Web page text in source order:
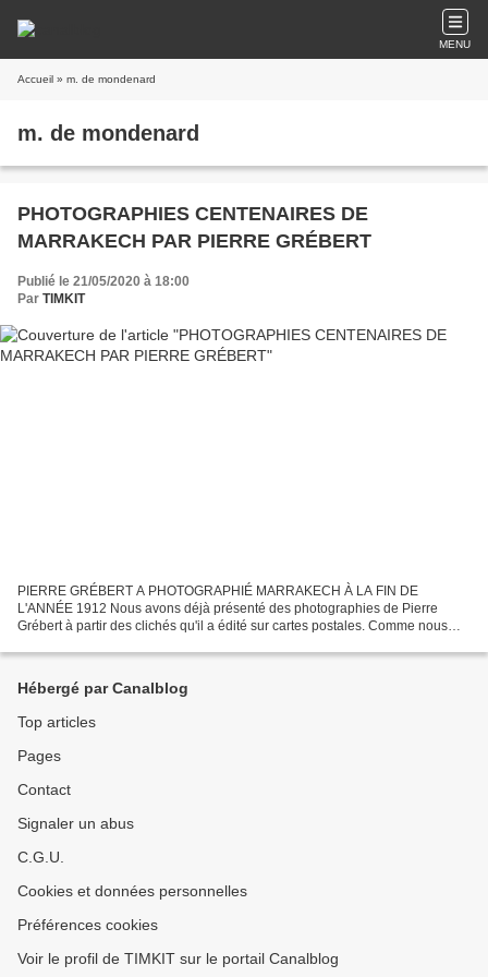
MENU
Accueil » m. de mondenard
m. de mondenard
PHOTOGRAPHIES CENTENAIRES DE
MARRAKECH PAR PIERRE GRÉBERT
Publié le 21/05/2020 à 18:00
Par TIMKIT
PIERRE GRÉBERT A PHOTOGRAPHIÉ MARRAKECH À LA FIN DE
L'ANNÉE 1912 Nous avons déjà présenté des photographies de Pierre
Grébert à partir des clichés qu'il a édité sur cartes postales. Comme nous
Hébergé par Canalblog
Top articles
Pages
Contact
Signaler un abus
C.G.U.
Cookies et données personnelles
Préférences cookies
Voir le profil de TIMKIT sur le portail Canalblog